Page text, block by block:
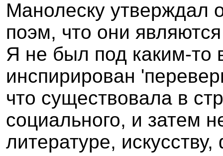
Манолеску утверждал
поэм, что они
Я не был под каким-
инспирирован
что существовала в
социального, и затем
литературе,